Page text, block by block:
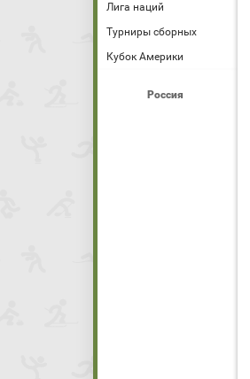
Лига наций
Турниры сборных
Кубок Америки
Россия